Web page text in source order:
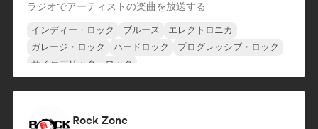
ラジオでアーティストの楽曲を放送する
インディー・ロック ブルース
エレクトロニカ
ガレージ・ロック
ハードロック
プログレッシブ・ロック
サイケデリック・ロック
Rock Zone